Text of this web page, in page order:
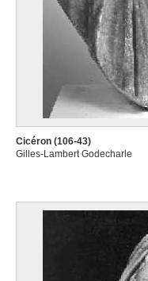
Cicéron (106-43)
Gilles-Lambert Godecharle